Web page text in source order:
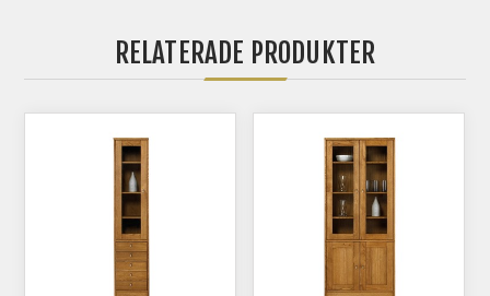
RELATERADE PRODUKTER